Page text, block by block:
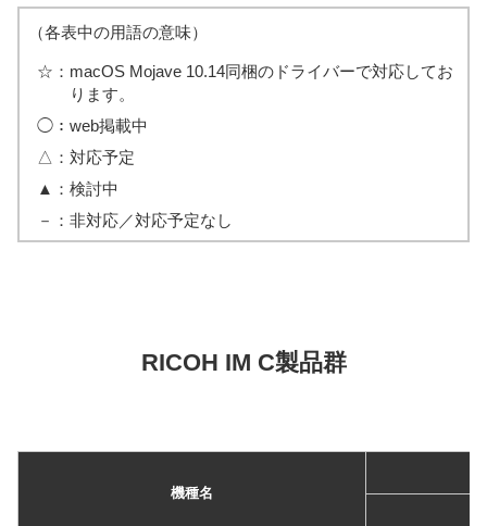
（各表中の用語の意味）
☆： macOS Mojave 10.14同梱のドライバーで対応してお
ります。
◯： web掲載中
△： 対応予定
▲： 検討中
－： 非対応／対応予定なし
RICOH IM C製品群
機種名